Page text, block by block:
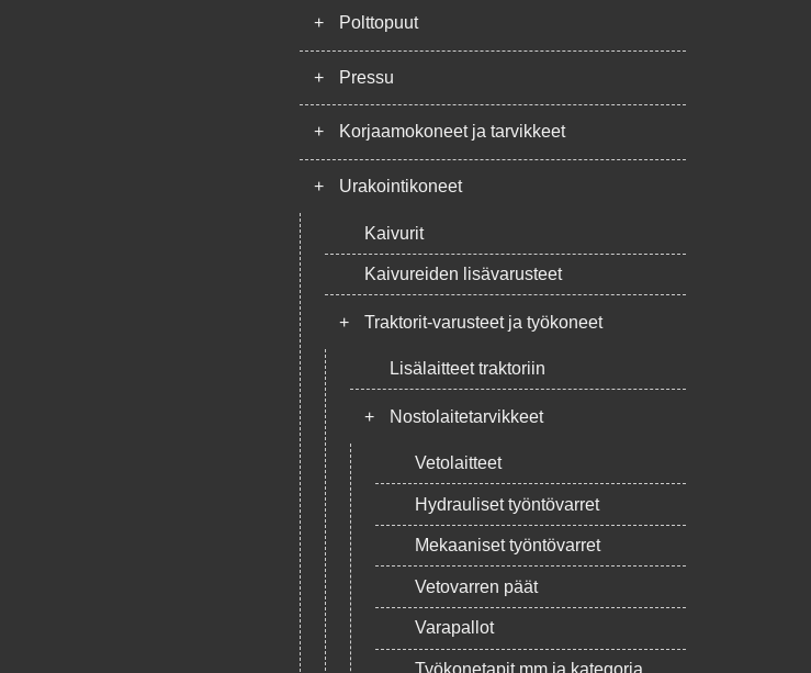
+ Polttopuut
+ Pressu
+ Korjaamokoneet ja tarvikkeet
+ Urakointikoneet
Kaivurit
Kaivureiden lisävarusteet
+ Traktorit-varusteet ja työkoneet
Lisälaitteet traktoriin
+ Nostolaitetarvikkeet
Vetolaitteet
Hydrauliset työntövarret
Mekaaniset työntövarret
Vetovarren päät
Varapallot
Työkonetapit mm ja kategoria